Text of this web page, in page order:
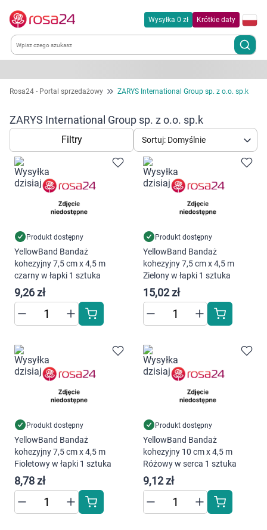
Wysyłka 0 zł Krótkie daty
Kategorie
Chemia gospodarcza
Dla zwierząt
Dom i ogród
Kobieta w ciąży i mama
Dziecko
Higiena
Mężczyzna
Zdrowy styl życia
Zabawki
Sprzęt medyczny
Motoryzacja
Grupy produktowe
Rosa24 - Portal sprzedażowy ZARYS International Group sp. z o.o. sp.k
ZARYS International Group sp. z o.o. sp.k
Filtry Sortuj: Domyślnie
Produkt dostępny
YellowBand Bandaż
kohezyjny 7,5 cm x 4,5 m
czarny w łapki 1 sztuka
9,26 zł
Produkt dostępny
YellowBand Bandaż
kohezyjny 7,5 cm x 4,5 m
Zielony w łapki 1 sztuka
15,02 zł
Produkt dostępny
YellowBand Bandaż
kohezyjny 7,5 cm x 4,5 m
Fioletowy w łapki 1 sztuka
8,78 zł
Produkt dostępny
YellowBand Bandaż
kohezyjny 10 cm x 4,5 m
Różowy w serca 1 sztuka
9,12 zł